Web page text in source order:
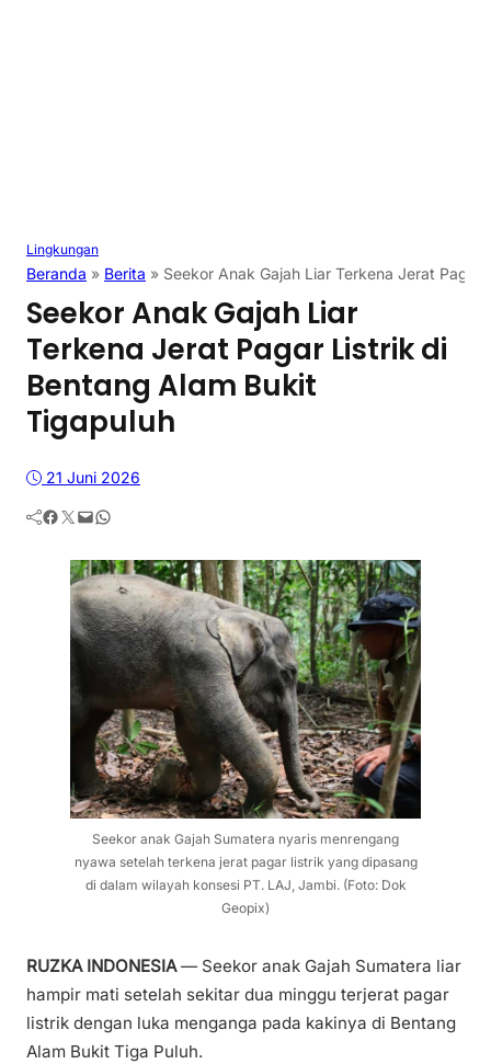
Lingkungan
Beranda » Berita » Seekor Anak Gajah Liar Terkena Jerat
Seekor Anak Gajah Liar
Terkena Jerat Pagar Listrik di
Bentang Alam Bukit
Tigapuluh
21 Juni 2026
Facebook Twitter Mail WhatsApp
Seekor anak Gajah Sumatera nyaris menrengang
nyawa setelah terkena jerat pagar listrik yang dipasang
di dalam wilayah konsesi PT. LAJ, Jambi. (Foto: Dok
Geopix)
RUZKA INDONESIA— Seekor anak Gajah Sumatera liar
hampir mati setelah sekitar dua minggu terjerat pagar
listrik dengan luka menganga pada kakinya di Bentang
Alam Bukit Tiga Puluh.